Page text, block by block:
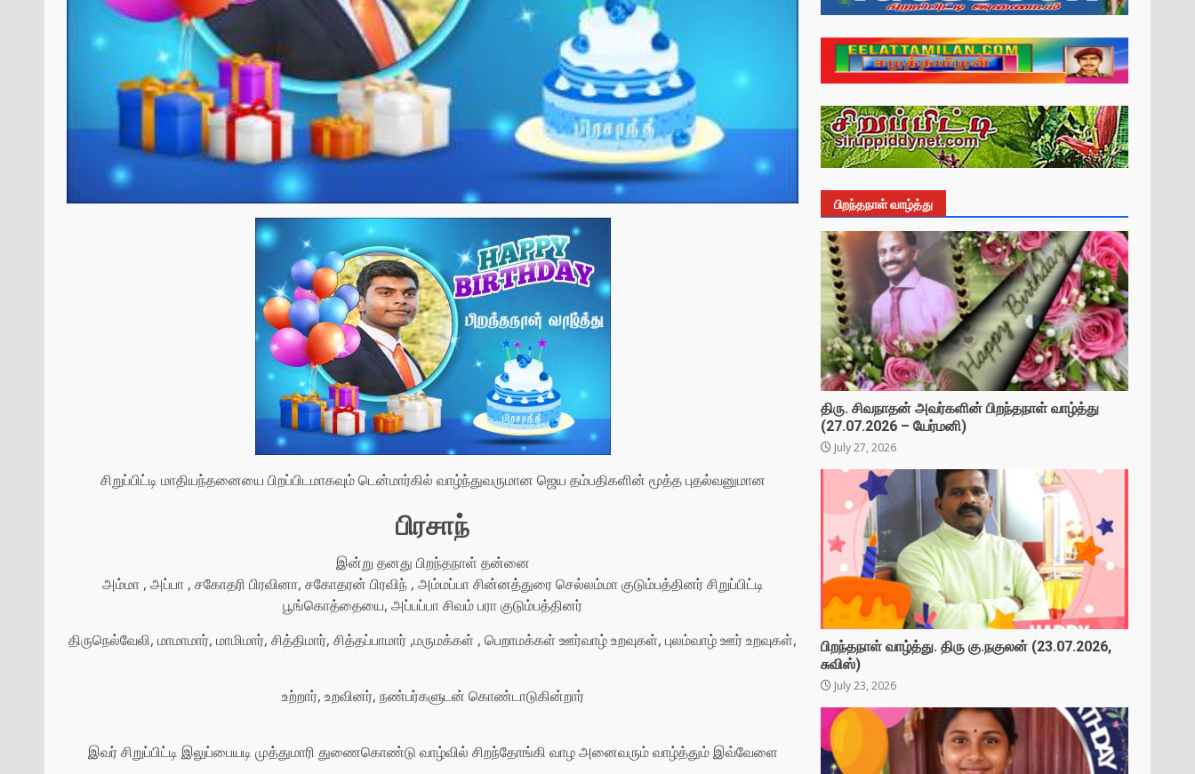
சிறுப்பிட்டி மாதியந்தனையை பிறப்பிடமாகவும் டென்மார்கில் வாழ்ந்துவருமான ஜெய தம்பதிகளின் மூத்த புதல்வனுமான
பிரசாந்
இன்று தனது பிறந்தநாள் தன்னை
அம்மா , அப்பா , சகோதரி பிரவினா, சகோதரன் பிரவிந் , அம்மப்பா சின்னத்துரை செல்லம்மா குடும்பத்தினர் சிறுப்பிட்டி
பூங்கொத்தையை, அப்பப்பா சிவம் பரா குடும்பத்தினர்
திருநெல்வேலி, மாமாமார், மாமிமார், சித்திமார், சித்தப்பாமார் ,மருமக்கள் , பெறாமக்கள் ஊர்வாழ் உறவுகள், புலம்வாழ் ஊர் உறவுகள்,
உற்றார், உறவினர், நண்பர்களுடன் கொண்டாடுகின்றார்
இவர் சிறுப்பிட்டி இலுப்பையடி முத்துமாரி துணைகொண்டு வாழ்வில் சிறந்தோங்கி வாழ அனைவரும் வாழ்த்தும் இவ்வேளை
பிறந்தநாள் வாழ்த்து
திரு. சிவநாதன் அவர்களின் பிறந்தநாள் வாழ்த்து
(27.07.2026 – யேர்மனி)
July 27, 2026
பிறந்தநாள் வாழ்த்து. திரு கு.நகுலன் (23.07.2026,
சுவிஸ்)
July 23, 2026